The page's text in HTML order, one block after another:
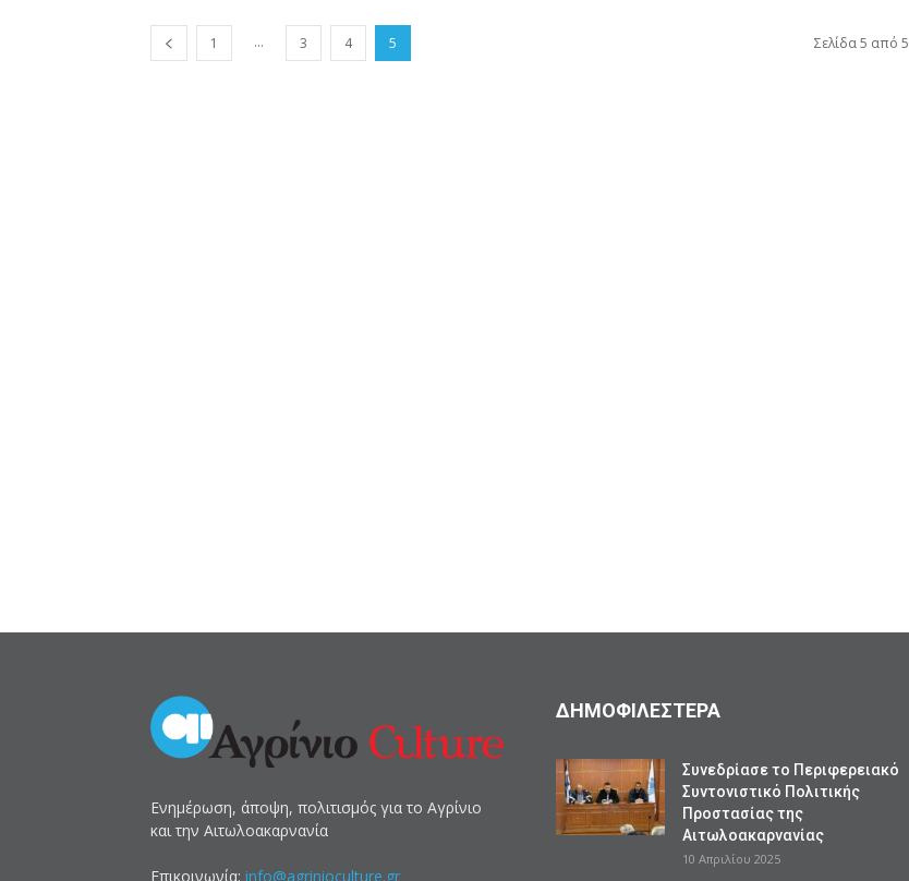
1 ... 3 4 5 Σελίδα 5 από 5
Ενημέρωση, άποψη, πολιτισμός για το Αγρίνιο
και την Αιτωλοακαρνανία
Επικοινωνία: info@agrinioculture.gr
ΔΗΜΟΦΙΛΕΣΤΕΡΑ
Συνεδρίασε το Περιφερειακό
Συντονιστικό Πολιτικής
Προστασίας της
Αιτωλοακαρνανίας
10 Απριλίου 2025